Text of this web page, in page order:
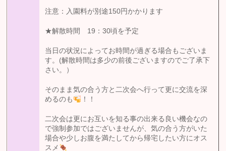
注意：入園料が別途150円かかります
★解散時間 19：30頃を予定
当日の状況によってお時間が過ぎる場合もございま
す。(解散時間は多少の前後ございますのでご了承下
さい。）
そのまま気の合う方と二次会へ行って更に交流を深
めるのも
！！
二次会は更にお互いを知る事の出来る良い機会なの
で強制参加ではございませんが、気の合う方がいた
場合や少しお腹を満たしてから帰宅したい方にオス
スメ